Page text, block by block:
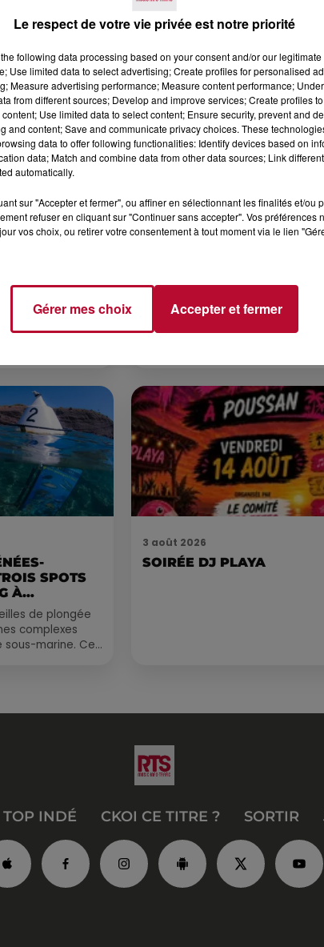
Voir
Après un franc succès l'été
spectacle « Le Rêve du gladiateur
romain les 6, 7 et 8 août. Une
SPOTS
À
de plongée
complexes
sous-marine. Cet
3 août 2026
SOIRÉE DJ PLAYA
TOP INDÉ CKOI CE TITRE ? SORTIR
Le respect de votre vie privée est notre priorité
following data processing based on your consent and/or our
Use limited data to select advertising; Create profiles for personalised
Measure advertising performance; Measure content performance;
from different sources; Develop and improve services; Create profiles
Use limited data to select content; Ensure security, prevent and
and content; Save and communicate privacy choices. These
data to offer following functionalities: Identify devices based on
data; Match and combine data from other data sources; Link
automatically.
sur "Accepter et fermer", ou affiner en sélectionnant les finalités et/ou
refuser en cliquant sur "Continuer sans accepter". Vos préférences
vos choix, ou retirer votre consentement à tout moment via le lien
Gérer mes choix Accepter et fermer